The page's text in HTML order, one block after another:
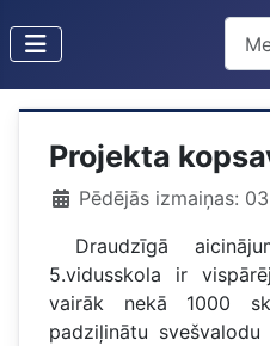
Projekta
Pēdējās izmaiņas:
Draudzīgā
5.vidusskola ir
vairāk nekā 1000
padziļinātu